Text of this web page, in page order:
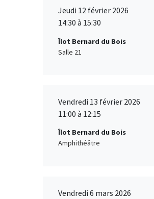
Jeudi 12 février 2026
14:30 à 15:30
Îlot Bernard du Bois
Salle 21
Vendredi 13 février 2026
11:00 à 12:15
Îlot Bernard du Bois
Amphithéâtre
Vendredi 6 mars 2026